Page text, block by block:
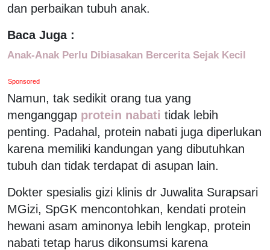
dan perbaikan tubuh anak.
Baca Juga :
Anak-Anak Perlu Dibiasakan Bercerita Sejak Kecil
Sponsored
Namun, tak sedikit orang tua yang
menganggap protein nabati tidak lebih
penting. Padahal, protein nabati juga diperlukan
karena memiliki kandungan yang dibutuhkan
tubuh dan tidak terdapat di asupan lain.
Dokter spesialis gizi klinis dr Juwalita Surapsari
MGizi, SpGK mencontohkan, kendati protein
hewani asam aminonya lebih lengkap, protein
nabati tetap harus dikonsumsi karena